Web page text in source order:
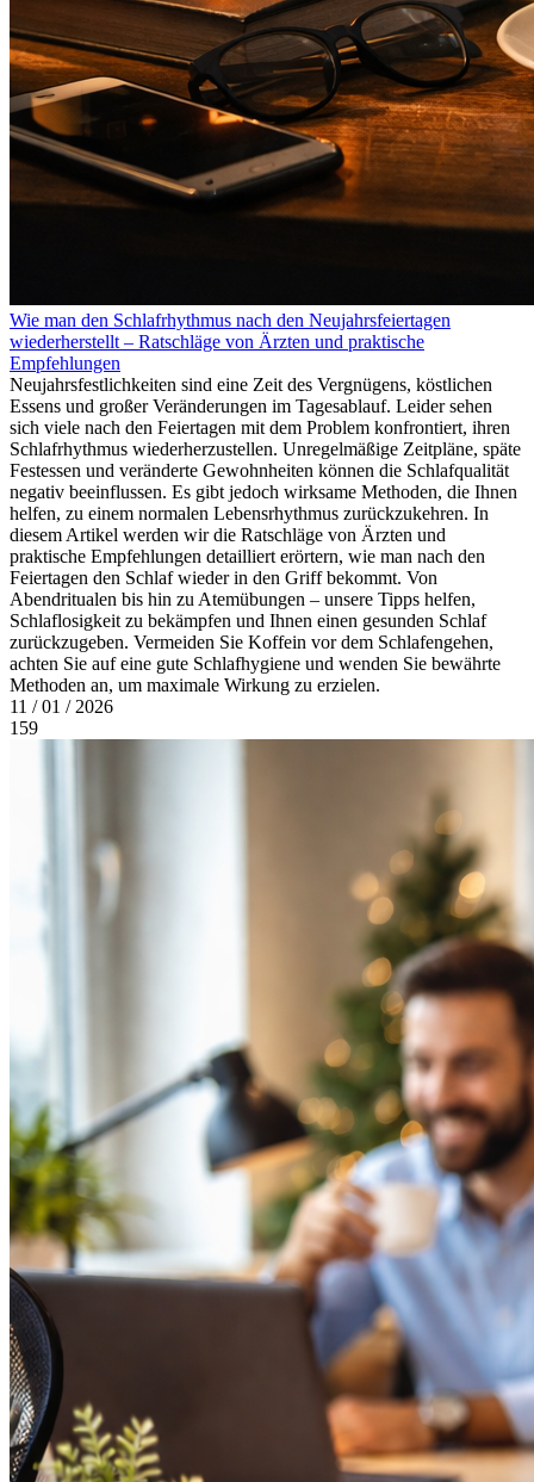
Wie man den Schlafrhythmus nach den Neujahrsfeiertagen
wiederherstellt – Ratschläge von Ärzten und praktische
Empfehlungen
Neujahrsfestlichkeiten sind eine Zeit des Vergnügens, köstlichen
Essens und großer Veränderungen im Tagesablauf. Leider sehen
sich viele nach den Feiertagen mit dem Problem konfrontiert, ihren
Schlafrhythmus wiederherzustellen. Unregelmäßige Zeitpläne, späte
Festessen und veränderte Gewohnheiten können die Schlafqualität
negativ beeinflussen. Es gibt jedoch wirksame Methoden, die Ihnen
helfen, zu einem normalen Lebensrhythmus zurückzukehren. In
diesem Artikel werden wir die Ratschläge von Ärzten und
praktische Empfehlungen detailliert erörtern, wie man nach den
Feiertagen den Schlaf wieder in den Griff bekommt. Von
Abendritualen bis hin zu Atemübungen – unsere Tipps helfen,
Schlaflosigkeit zu bekämpfen und Ihnen einen gesunden Schlaf
zurückzugeben. Vermeiden Sie Koffein vor dem Schlafengehen,
achten Sie auf eine gute Schlafhygiene und wenden Sie bewährte
Methoden an, um maximale Wirkung zu erzielen.
11 / 01 / 2026
159